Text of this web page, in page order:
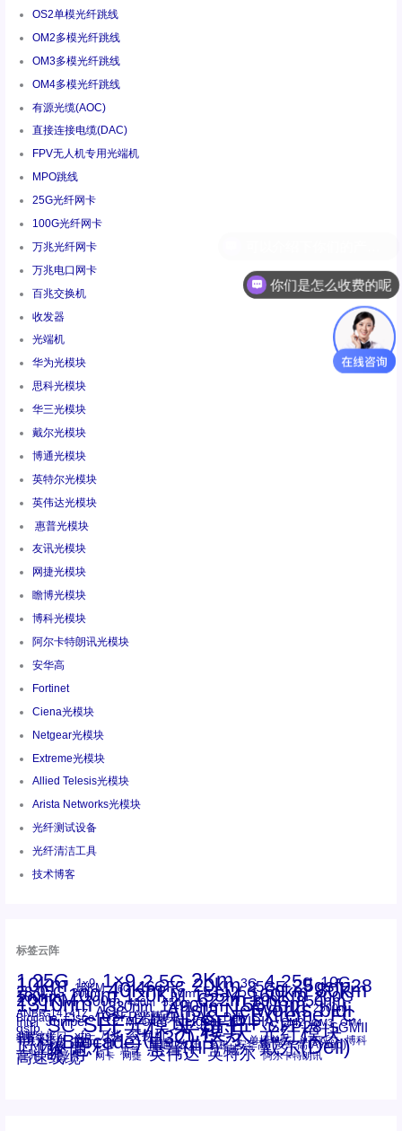
OS2单模光纤跳线
OM2多模光纤跳线
OM3多模光纤跳线
OM4多模光纤跳线
有源光缆(AOC)
直接连接电缆(DAC)
FPV无人机专用光端机
MPO跳线
25G光纤网卡
100G光纤网卡
万兆光纤网卡
万兆电口网卡
百兆交换机
收发器
光端机
华为光模块
思科光模块
华三光模块
戴尔光模块
博通光模块
英特尔光模块
英伟达光模块
惠普光模块
友讯光模块
网捷光模块
瞻博光模块
博科光模块
阿尔卡特朗讯光模块
安华高
Fortinet
Ciena光模块
Netgear光模块
Extreme光模块
Allied Telesis光模块
Arista Networks光模块
光纤测试设备
光纤清洁工具
技术博客
标签云阵
1.25G 1x9 1×9 2.5G 2Km 3G 4.25g 10G
10km 15KM 16G 16GFC 20km 25GE 25gsfp28
28.05G 30km 40Km 50m 53.125G 60km 80km
100km 100m 120KM 155M 160km 200G
200KM 300m 400m 550m 622m 800G 850nm
1310nm 1330nm 1490nm 1550nm 2500m
ANBR-1414TZ AOC Arista Arista Networks bidi
Brocade Cisco CSFP光模块 DAC Dell Extreme FC
Intel Juniper LC MPO-LC Netgear NVIDIA OM2 OM3 OM4
qsfp SC SFF光模块 SFP+ SFP28 SGMII
st螺纹接口 xfp 万兆 交换机 光模块 光纤模块
千兆光模块 华三 华三(H3C) 华为 单模单芯 单模双芯 博科
博科(Brocade) 博通 友讯 多模 安华高 安华高(Avago)
工业级 思科 惠普 惠普(HP) 戴尔 戴尔(Dell)
百兆 瞻博 网卡 网捷 英伟达 英特尔 阿尔卡特朗讯
高速线缆
你们是怎么收费的呢